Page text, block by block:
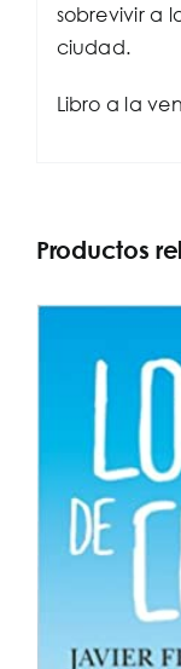
sobrevivir a
ciudad.
Libro a la
Productos